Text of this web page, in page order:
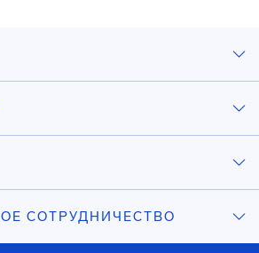
СОТРУДНИЧЕСТВО